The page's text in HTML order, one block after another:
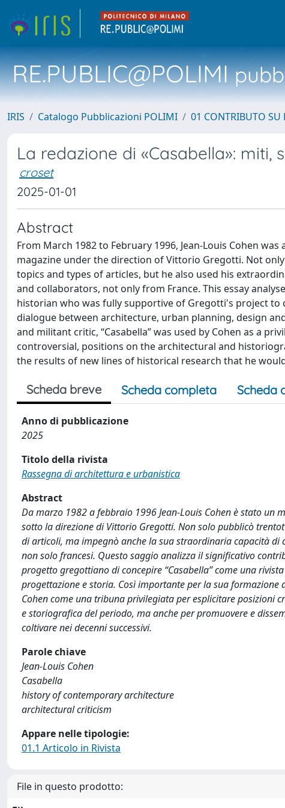
RE.PUBLIC@POLIMI
IRIS Catalogo Pubblicazioni POLIMI 01 CONTRIBUTO SU
La redazione di «Casabella»: miti,
croset
2025-01-01
Abstract
From March 1982 to February 1996, Jean-Louis Cohen
magazine under the direction of Vittorio Gregotti. Not
topics and types of articles, but he also used his
and collaborators, not only from France. This essay
historian who was fully supportive of Gregotti's project to
dialogue between architecture, urban planning, design
and militant critic, “Casabella” was used by Cohen as a
controversial, positions on the architectural and
the results of new lines of historical research that he
Scheda breve Scheda completa Scheda
Anno di pubblicazione
2025
Titolo della rivista
Rassegna di architettura e urbanistica
Abstract
Da marzo 1982 a febbraio 1996 Jean-Louis Cohen è stato un
sotto la direzione di Vittorio Gregotti. Non solo pubblicò
di articoli, ma impegnò anche la sua straordinaria capacità
non solo francesi. Questo saggio analizza il significativo
progetto gregottiano di concepire “Casabella” come una
progettazione e storia. Così importante per la sua
Cohen come una tribuna privilegiata per esplicitare posizioni
e storiografica del periodo, ma anche per promuovere e
coltivare nei decenni successivi.
Parole chiave
Jean-Louis Cohen
Casabella
history of contemporary architecture
architectural criticism
Appare nelle tipologie:
01.1 Articolo in Rivista
File in questo prodotto: